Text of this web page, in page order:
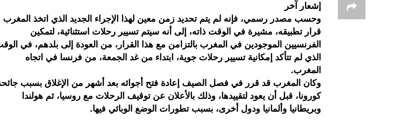
إشعار آخر
وحسب مصدر رسمي، فإنه لم يتم تحديد زمن معين لهذا الإجراء الجديد الذي اتخذ المغرب
قرار تطبيقه، مشيرة في الوقت ذاته، إلى أنه سيتم تسيير رحلات استثنائية، لتمكين
الفرنسيين الموجودين في المغرب بالتزامن مع هذا القرار، من العودة إلى بلدهم، في
الذي لم تتأكد إمكانية تسيير رحلات جوية، ابتداء من غد الجمعة، من فرنسا في اتجاه
المغرب.
وكان المغرب قد قرر في فصل الصيف إعادة فتح أجوائه بعد أشهر من الإغلاق بسبب
كورونا، قبل أن يعود لتقييدها، وذلك بالأعلان عن توقيف الرحلات مع روسيا، ثم هولندا
وبريطانيا وألمانيا ودول أخرى، بسبب تطورات الوضع الوبائي فيها.